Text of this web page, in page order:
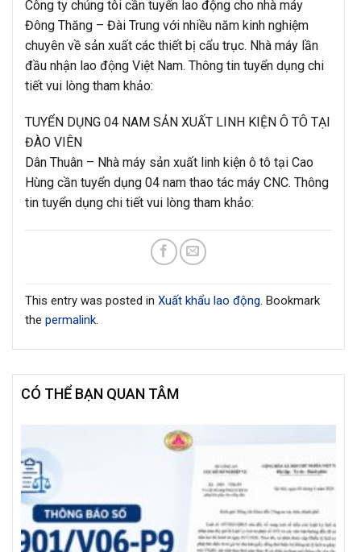
Công ty chúng tôi cần tuyển lao động cho nhà máy
Đông Thăng – Đài Trung với nhiều năm kinh nghiệm
chuyên về sản xuất các thiết bị cẩu trục. Nhà máy lần
đầu nhận lao động Việt Nam. Thông tin tuyển dụng chi
tiết vui lòng tham khảo:
TUYỂN DỤNG 04 NAM SẢN XUẤT LINH KIỆN Ô TÔ TẠI
ĐÀO VIÊN
Dân Thuân – Nhà máy sản xuất linh kiện ô tô tại Cao
Hùng cần tuyển dụng 04 nam thao tác máy CNC. Thông
tin tuyển dụng chi tiết vui lòng tham khảo:
This entry was posted in Xuất khẩu lao động. Bookmark
the permalink.
CÓ THỂ BẠN QUAN TÂM